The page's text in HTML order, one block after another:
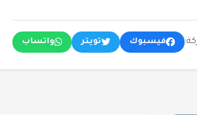
فيسبوك تويتر واتساب